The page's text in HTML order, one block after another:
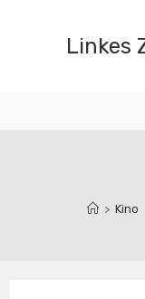
Linkes
> Kino